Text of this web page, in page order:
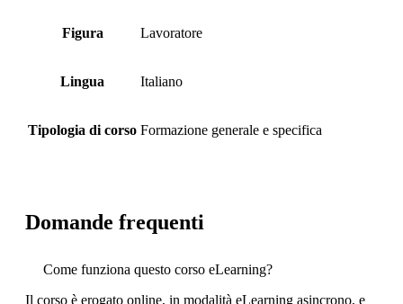
Figura Lavoratore
Lingua Italiano
Tipologia di corso Formazione generale e specifica
Domande frequenti
Come funziona questo corso eLearning?
Il corso è erogato online, in modalità eLearning asincrono, e